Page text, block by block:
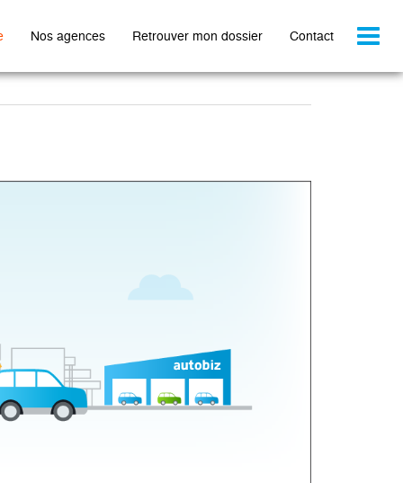
Nos agences Retrouver mon dossier Contact